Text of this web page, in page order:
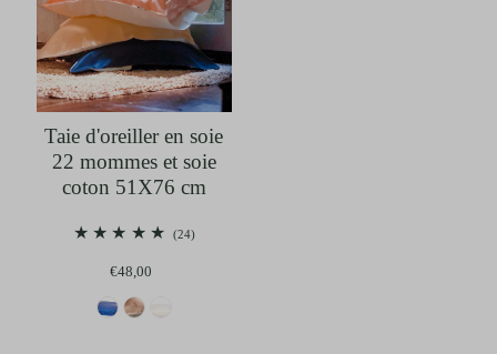
Taie d'oreiller en soie
22 mommes et soie
coton 51X76 cm
(24)
€48,00